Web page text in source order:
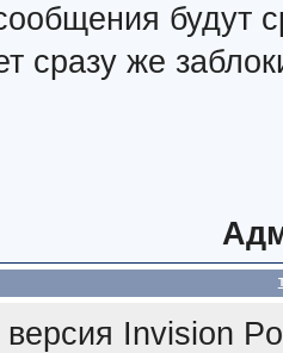
будут
сразу же
Invision